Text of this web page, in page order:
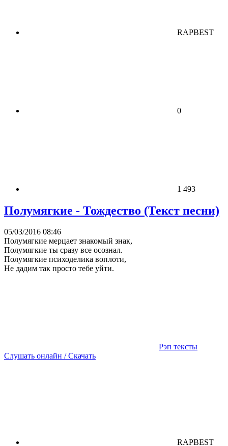
RAPBEST
0
1 493
Полумягкие - Тождество (Текст песни)
05/03/2016 08:46
Полумягкие мерцает знакомый знак,
Полумягкие ты сразу все осознал.
Полумягкие психоделика воплоти,
Не дадим так просто тебе уйти.
Рэп тексты
Слушать онлайн / Скачать
RAPBEST